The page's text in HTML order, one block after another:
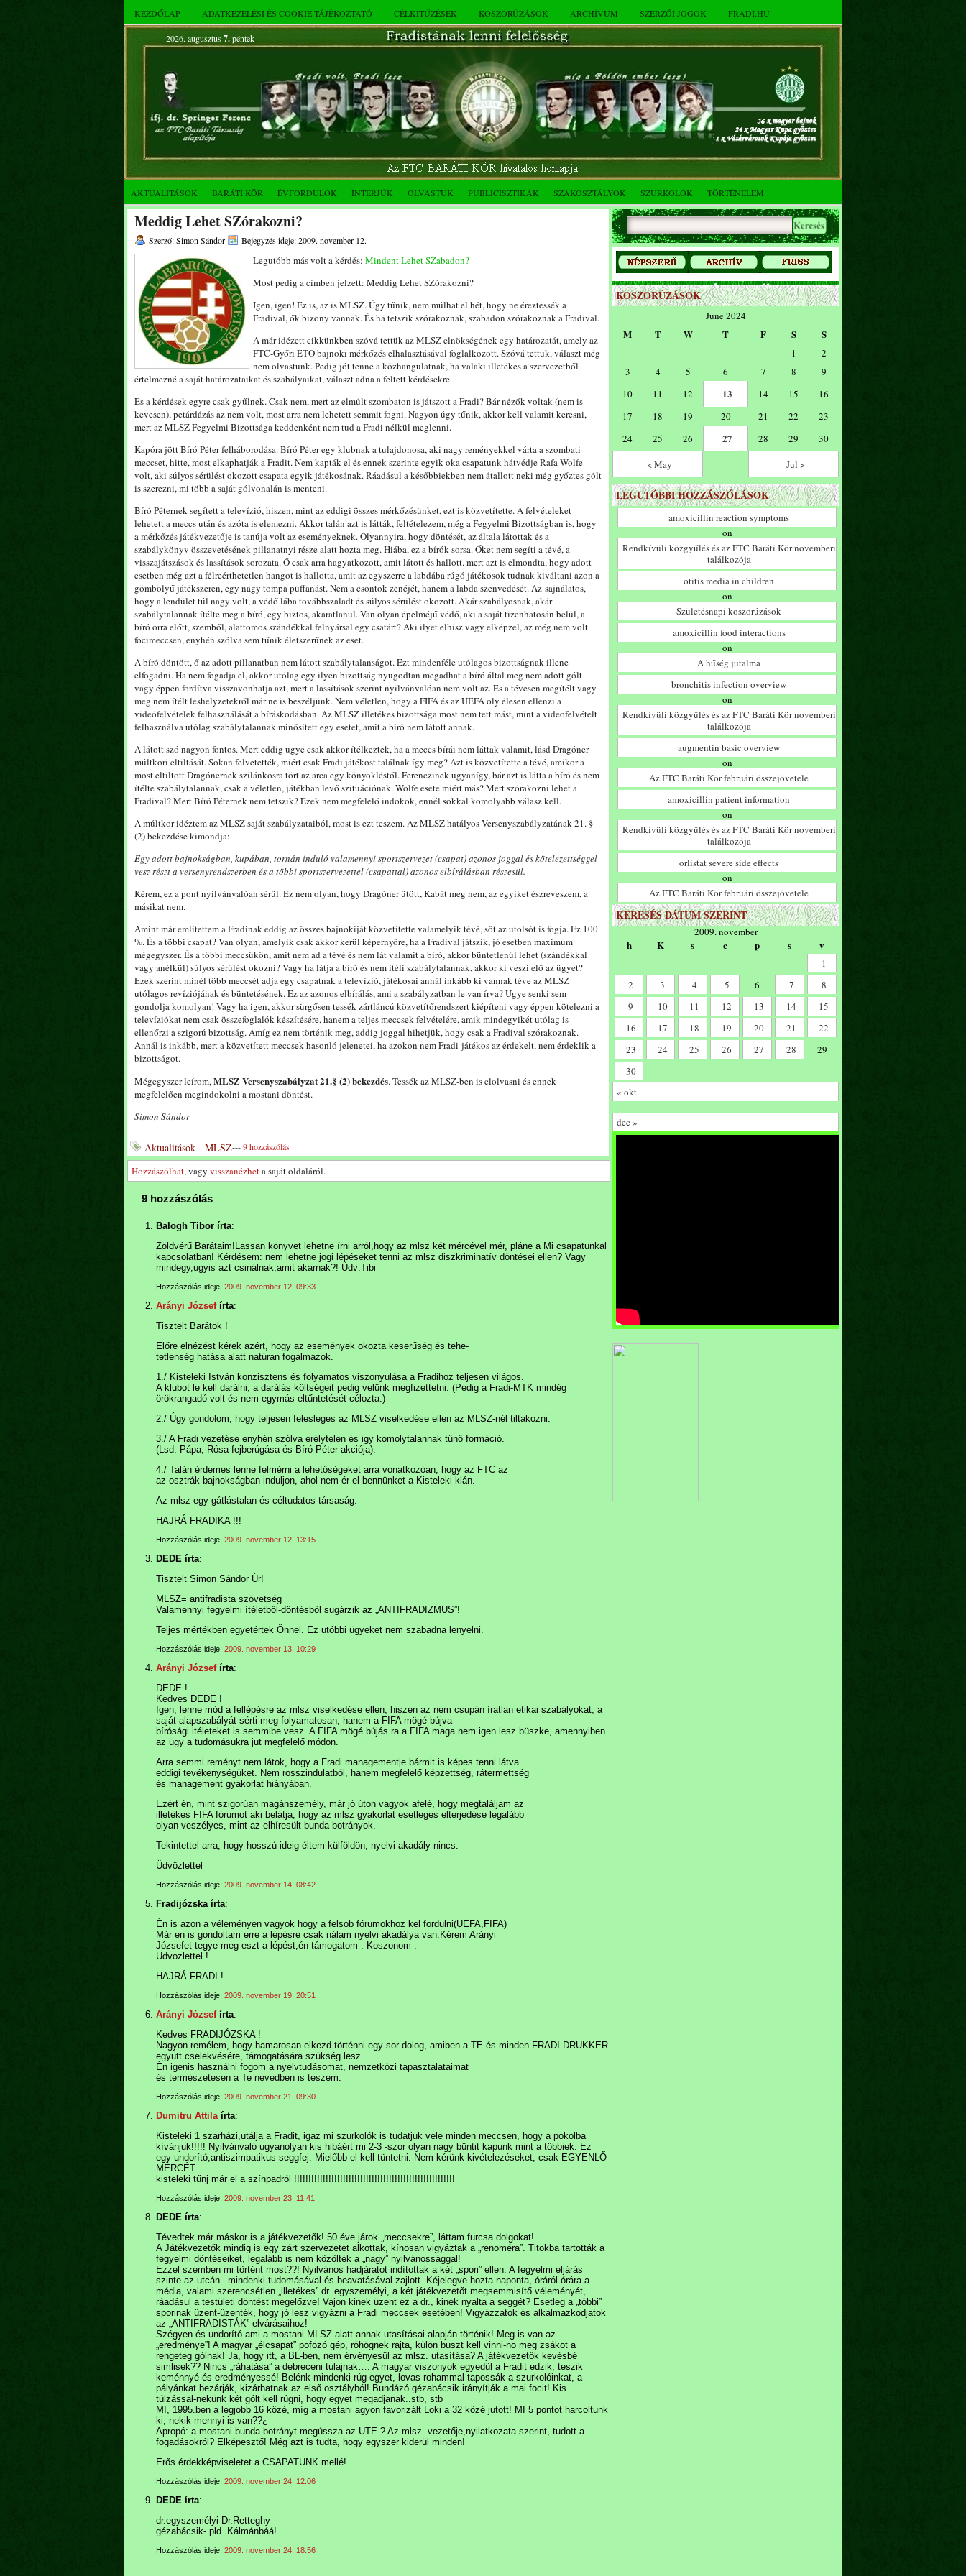
KEZDŐLAP ADATKEZELÉSI ÉS COOKIE TÁJÉKOZTATÓ CÉLKITŰZÉSEK KOSZORÚZÁSOK ARCHÍVUM SZERZŐI JOGOK FRADI.HU
2026. augusztus 7.péntek
AKTUALITÁSOK BARÁTI KÖR ÉVFORDULÓK INTERJÚK OLVASTUK PUBLICISZTIKÁK SZAKOSZTÁLYOK SZURKOLÓK TÖRTÉNELEM
Meddig Lehet SZórakozni?
Szerző: Simon Sándor Bejegyzés ideje: 2009. november 12.
Legutóbb más volt a kérdés: Mindent Lehet SZabadon?
Most pedig a címben jelzett: Meddig Lehet SZórakozni?
Igen, igen! Ez is, az is MLSZ. Úgy tűnik, nem múlhat el hét, hogy ne éreztessék a
Fradival, ők bizony vannak. És ha tetszik szórakoznak, szabadon szórakoznak a Fradival.
A már idézett cikkünkben szóvá tettük az MLSZ elnökségének egy határozatát, amely az
FTC-Győri ETO bajnoki mérkőzés elhalasztásával foglalkozott. Szóvá tettük, választ még
nem olvastunk. Pedig jót tenne a közhangulatnak, ha valaki illetékes a szervezetből
értelmezné a saját határozataikat és szabályaikat, választ adna a feltett kérdésekre.
És a kérdések egyre csak gyűlnek. Csak nem, mert az elmúlt szombaton is játszott a Fradi? Bár nézők voltak (nem is
kevesen), petárdázás az nem volt, most arra nem lehetett semmit fogni. Nagyon úgy tűnik, akkor kell valamit keresni,
mert az MLSZ Fegyelmi Bizottsága keddenként nem tud a Fradi nélkül meglenni.
Kapóra jött Bíró Péter felháborodása. Bíró Péter egy klubnak a tulajdonosa, aki nagy reményekkel várta a szombati
meccset, hitte, most elkaphatják a Fradit. Nem kapták el és ennek szerinte egyik oka csapatunk hátvédje Rafa Wolfe
volt, aki súlyos sérülést okozott csapata egyik játékosának. Ráadásul a későbbiekben nem átallott neki még győztes gólt
is szerezni, mi több a saját gólvonalán is menteni.
Bíró Péternek segített a televízió, hiszen, mint az eddigi összes mérkőzésünket, ezt is közvetítette. A felvételeket
lehetett a meccs után és azóta is elemezni. Akkor talán azt is látták, feltételezem, még a Fegyelmi Bizottságban is, hogy
a mérkőzés játékvezetője is tanúja volt az eseményeknek. Olyannyira, hogy döntését, az általa látottak és a
szabálykönyv összevetésének pillanatnyi része alatt hozta meg. Hiába, ez a bírók sorsa. Őket nem segíti a tévé, a
visszajátszások és lassítások sorozata. Ő csak arra hagyatkozott, amit látott és hallott. mert azt is elmondta, hogy adott
esetben még azt a félreérthetetlen hangot is hallotta, amit az egyszerre a labdába rúgó játékosok tudnak kiváltani azon a
gömbölyű játékszeren, egy nagy tompa puffanást. Nem a csontok zenéjét, hanem a labda szenvedését. Az sajnálatos,
hogy a lendület túl nagy volt, a védő lába továbbszaladt és súlyos sérülést okozott. Akár szabályosnak, akár
szabálytalannak ítélte meg a bíró, egy biztos, akaratlanul. Van olyan épelméjű védő, aki a saját tizenhatosán belül, a
bíró orra előtt, szemből, alattomos szándékkal felnyársal egy csatárt? Aki ilyet elhisz vagy elképzel, az még nem volt
focimeccsen, enyhén szólva sem tűnik életszerűnek az eset.
A bíró döntött, ő az adott pillanatban nem látott szabálytalanságot. Ezt mindenféle utólagos bizottságnak illene
elfogadni. Ha nem fogadja el, akkor utólag egy ilyen bizottság nyugodtan megadhat a bíró által meg nem adott gólt
vagy éppen fordítva visszavonhatja azt, mert a lassítások szerint nyilvánvalóan nem volt az. És a tévesen megítélt vagy
meg nem ítélt leshelyzetekről már ne is beszéljünk. Nem véletlen, hogy a FIFA és az UEFA oly élesen ellenzi a
videófelvételek felhasználását a bíráskodásban. Az MLSZ illetékes bizottsága most nem tett mást, mint a videofelvételt
felhasználva utólag szabálytalannak minősített egy esetet, amit a bíró nem látott annak.
A látott szó nagyon fontos. Mert eddig ugye csak akkor ítélkeztek, ha a meccs bírái nem láttak valamit, lásd Dragóner
múltkori eltiltását. Sokan felvetették, miért csak Fradi játékost találnak így meg? Azt is közvetítette a tévé, amikor a
most eltiltott Dragónernek szilánkosra tört az arca egy könyökléstől. Ferenczinek ugyanígy, bár azt is látta a bíró és nem
ítélte szabálytalannak, csak a véletlen, játékban levő szituációnak. Wolfe esete miért más? Mert szórakozni lehet a
Fradival? Mert Bíró Péternek nem tetszik? Ezek nem megfelelő indokok, ennél sokkal komolyabb válasz kell.
A múltkor idéztem az MLSZ saját szabályzataiból, most is ezt teszem. Az MLSZ hatályos Versenyszabályzatának 21. §
(2) bekezdése kimondja:
Egy adott bajnokságban, kupában, tornán induló valamennyi sportszervezet (csapat) azonos joggal és kötelezettséggel
vesz részt a versenyrendszerben és a többi sportszervezettel (csapattal) azonos elbírálásban részesül.
Kérem, ez a pont nyilvánvalóan sérül. Ez nem olyan, hogy Dragóner ütött, Kabát meg nem, az egyiket észreveszem, a
másikat nem.
Amint már említettem a Fradinak eddig az összes bajnokiját közvetítette valamelyik tévé, sőt az utolsót is fogja. Ez 100
%. És a többi csapat? Van olyan, amelyik csak akkor kerül képernyőre, ha a Fradival játszik, jó esetben maximum
mégegyszer. És a többi meccsükön, amit nem ad a tévé és nem lát valamit a bíró, akkor büntetlenül lehet (szándékkal
vagy anélkül) súlyos sérülést okozni? Vagy ha látja a bíró és nem ítéli szabálytalannak, akkor ki veszi elő az ügyet?
Ezek szerint minél több meccsét adja egy csapatnak a televízió, játékosai annál inkább ki vannak téve az MLSZ
utólagos revíziójának és büntetésének. Ez az azonos elbírálás, ami a szabályzatban le van írva? Ugye senki sem
gondolja komolyan! Vagy ha igen, akkor sürgősen tessék zártláncú közvetítőrendszert kiépíteni vagy éppen kötelezni a
televíziókat nem csak összefoglalók készítésére, hanem a teljes meccsek felvételére, amik mindegyikét utólag is
ellenőrzi a szigorú bizottság. Amíg ez nem történik meg, addig joggal hihetjük, hogy csak a Fradival szórakoznak.
Annál is inkább, mert a közvetített meccsek hasonló jelenetei, ha azokon nem Fradi-játékos az érdekelt, nem érdeklik a
bizottságot.
Mégegyszer leírom,MLSZ Versenyszabályzat 21.§ (2) bekezdés. Tessék az MLSZ-ben is elolvasni és ennek
megfelelően megindokolni a mostani döntést.
Simon Sándor
Aktualitások - MLSZ---9 hozzászólás
Hozzászólhat, vagy visszanézheta saját oldaláról.
9 hozzászólás
Balogh Tibor írta:
Zöldvérű Barátaim!Lassan könyvet lehetne írni arról,hogy az mlsz két mércével mér, pláne a Mi csapatunkal
kapcsolatban! Kérdésem: nem lehetne jogi lépéseket tenni az mlsz diszkriminatív döntései ellen? Vagy
mindegy,ugyis azt csinálnak,amit akarnak?! Üdv:Tibi
Hozzászólás ideje: 2009. november 12. 09:33
Arányi Józsefírta:
Tisztelt Barátok !
Előre elnézést kérek azért, hogy az események okozta keserűség és tehe-
tetlenség hatása alatt natúran fogalmazok.
1./ Kisteleki István konzisztens és folyamatos viszonyulása a Fradihoz teljesen világos.
A klubot le kell darálni, a darálás költségeit pedig velünk megfizettetni. (Pedig a Fradi-MTK mindég
örökrangadó volt és nem egymás eltűntetését célozta.)
2./ Úgy gondolom, hogy teljesen felesleges az MLSZ viselkedése ellen az MLSZ-nél tiltakozni.
3./ A Fradi vezetése enyhén szólva erélytelen és igy komolytalannak tűnő formáció.
(Lsd. Pápa, Rósa fejberúgása és Bíró Péter akciója).
4./ Talán érdemes lenne felmérni a lehetőségeket arra vonatkozóan, hogy az FTC az
az osztrák bajnokságban induljon, ahol nem ér el bennünket a Kisteleki klán.
Az mlsz egy gátlástalan és céltudatos társaság.
HAJRÁ FRADIKA !!!
Hozzászólás ideje: 2009. november 12. 13:15
DEDE írta:
Tisztelt Simon Sándor Úr!
MLSZ= antifradista szövetség
Valamennyi fegyelmi ítéletből-döntésből sugárzik az „ANTIFRADIZMUS”!
Teljes mértékben egyetértek Önnel. Ez utóbbi ügyeket nem szabadna lenyelni.
Hozzászólás ideje: 2009. november 13. 10:29
Arányi Józsefírta:
DEDE !
Kedves DEDE !
Igen, lenne mód a fellépésre az mlsz viselkedése ellen, hiszen az nem csupán íratlan etikai szabályokat, a
saját alapszabályát sérti meg folyamatosan, hanem a FIFA mögé bújva
bírósági itéleteket is semmibe vesz. A FIFA mögé bújás ra a FIFA maga nem igen lesz büszke, amennyiben
az ügy a tudomásukra jut megfelelő módon.
Arra semmi reményt nem látok, hogy a Fradi managementje bármit is képes tenni látva
eddigi tevékenységüket. Nem rosszindulatból, hanem megfelelő képzettség, rátermettség
és management gyakorlat hiányában.
Ezért én, mint szigorúan magánszemély, már jó úton vagyok afelé, hogy megtaláljam az
illetékes FIFA fórumot aki belátja, hogy az mlsz gyakorlat esetleges elterjedése legalább
olyan veszélyes, mint az elhíresült bunda botrányok.
Tekintettel arra, hogy hosszú ideig éltem külföldön, nyelvi akadály nincs.
Üdvözlettel
Hozzászólás ideje: 2009. november 14. 08:42
Fradijózska írta:
Én is azon a véleményen vagyok hogy a felsob fórumokhoz kel fordulni(UEFA,FIFA)
Már en is gondoltam erre a lépésre csak nálam nyelvi akadálya van.Kérem Arányi
Józsefet tegye meg eszt a lépést,én támogatom . Koszonom .
Udvozlettel !
HAJRÁ FRADI !
Hozzászólás ideje: 2009. november 19. 20:51
Arányi Józsefírta:
Kedves FRADIJÓZSKA !
Nagyon remélem, hogy hamarosan elkezd történni egy sor dolog, amiben a TE és minden FRADI DRUKKER
együtt cselekvésére, támogatására szükség lesz.
Én igenis használni fogom a nyelvtudásomat, nemzetközi tapasztalataimat
és természetesen a Te nevedben is teszem.
Hozzászólás ideje: 2009. november 21. 09:30
Dumitru Attilaírta:
Kisteleki 1 szarházi,utálja a Fradit, igaz mi szurkolók is tudatjuk vele minden meccsen, hogy a pokolba
kívánjuk!!!!! Nyilvánvaló ugyanolyan kis hibáért mi 2-3 -szor olyan nagy büntit kapunk mint a többiek. Ez
egy undorító,antiszimpatikus seggfej. Mielőbb el kell tüntetni. Nem kérünk kivételezéseket, csak EGYENLŐ
MÉRCÉT.
kisteleki tűnj már el a színpadról !!!!!!!!!!!!!!!!!!!!!!!!!!!!!!!!!!!!!!!!!!!!!!!!!!!!!!!!
Hozzászólás ideje: 2009. november 23. 11:41
DEDE írta:
Tévedtek már máskor is a játékvezetők! 50 éve járok „meccsekre”, láttam furcsa dolgokat!
A Játékvezetők mindig is egy zárt szervezetet alkottak, kínosan vigyáztak a „renoméra”. Titokba tartották a
fegyelmi döntéseiket, legalább is nem közölték a „nagy” nyilvánossággal!
Ezzel szemben mi történt most??! Nyilvános hadjáratot indítottak a két „spori” ellen. A fegyelmi eljárás
szinte az utcán –mindenki tudomásával és beavatásával zajlott. Kéjelegve hozta naponta, óráról-órára a
média, valami szerencsétlen „illetékes” dr. egyszemélyi, a két játékvezetőt megsemmisítő véleményét,
ráadásul a testületi döntést megelőzve! Vajon kinek üzent ez a dr., kinek nyalta a seggét? Esetleg a „többi”
sporinak üzent-üzenték, hogy jó lesz vigyázni a Fradi meccsek esetében! Vigyázzatok és alkalmazkodjatok
az „ANTIFRADISTÁK” elvárásaihoz!
Szégyen és undorító ami a mostani MLSZ alatt-annak utasításai alapján történik! Meg is van az
„eredménye”! A magyar „élcsapat” pofozó gép, röhögnek rajta, külön buszt kell vinni-no meg zsákot a
rengeteg gólnak! Ja, hogy itt, a BL-ben, nem érvényesül az mlsz. utasítása? A játékvezetők kevésbé
simlisek?? Nincs „ráhatása” a debreceni tulajnak…. A magyar viszonyok egyedül a Fradit edzik, teszik
keménnyé és eredményessé! Belénk mindenki rúg egyet, lovas rohammal tapossák a szurkolóinkat, a
pályánkat bezárják, kizárhatnak az első osztályból! Bundázó gézabácsik irányítják a mai focit! Kis
túlzással-nekünk két gólt kell rúgni, hogy egyet megadjanak..stb, stb
MI, 1995.ben a legjobb 16 közé, míg a mostani agyon favorizált Loki a 32 közé jutott! MI 5 pontot harcoltunk
ki, nekik mennyi is van??¿
Apropó: a mostani bunda-botrányt megússza az UTE ? Az mlsz. vezetője,nyilatkozata szerint, tudott a
fogadásokról? Elképesztő! Még azt is tudta, hogy egyszer kiderül minden!
Erős érdekképviseletet a CSAPATUNK mellé!
Hozzászólás ideje: 2009. november 24. 12:06
DEDE írta:
dr.egyszemélyi-Dr.Retteghy
gézabácsik- pld. Kálmánbáá!
Hozzászólás ideje: 2009. november 24. 18:56
KOSZORÚZÁSOK
June 2024
M T W T F S S
1
2
3
4 5 6 7 8
9
10
11 12 13 14 15
16
17
18 19 20 21 22
23
24
25 26 27 28 29
30
< May
Jul >
LEGUTÓBBI HOZZÁSZÓLÁSOK
amoxicillin reaction symptoms
on
Rendkívüli közgyűlés és az FTC Baráti Kör novemberi
találkozója
otitis media in children
on
Születésnapi koszorúzások
amoxicillin food interactions
on
A hűség jutalma
bronchitis infection overview
on
Rendkívüli közgyűlés és az FTC Baráti Kör novemberi
találkozója
augmentin basic overview
on
Az FTC Baráti Kör februári összejövetele
amoxicillin patient information
on
Rendkívüli közgyűlés és az FTC Baráti Kör novemberi
találkozója
orlistat severe side effects
on
Az FTC Baráti Kör februári összejövetele
KERESÉS DÁTUM SZERINT
2009. november
h K s c p s v
1
2
3 4 5 6 7
8
9
10 11 12 13 14
15
16
17 18 19 20 21
22
23
24 25 26 27 28
29
30
« okt
dec »